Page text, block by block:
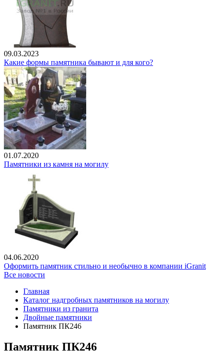
09.03.2023
Какие формы памятника бывают и для кого?
01.07.2020
Памятники из камня на могилу
04.06.2020
Оформить памятник стильно и необычно в компании iGranit
Все новости
Главная
Каталог надгробных памятников на могилу
Памятники из гранита
Двойные памятники
Памятник ПК246
Памятник ПК246